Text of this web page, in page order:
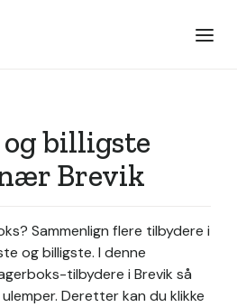
billigste
Brevik
Sammenlign flere tilbydere i
og billigste. I denne
tilbydere i Brevik så
Deretter kan du klikke